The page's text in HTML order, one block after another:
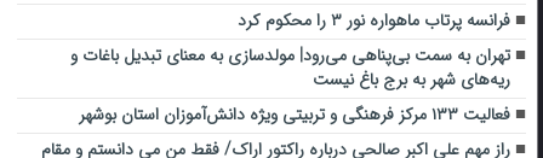
فرانسه پرتاب ماهواره نور ۳ را محکوم کرد
تهران به سمت بی‌پناهی می‌رود| مولدسازی به معنای تبدیل باغات و
ریه‌های شهر به برج باغ نیست
فعالیت ۱۳۳ مرکز فرهنگی و تربیتی ویژه دانش‌آموزان استان بوشهر
راز مهم علی اکبر صالحی درباره راکتور اراک/ فقط من می دانستم و مقام